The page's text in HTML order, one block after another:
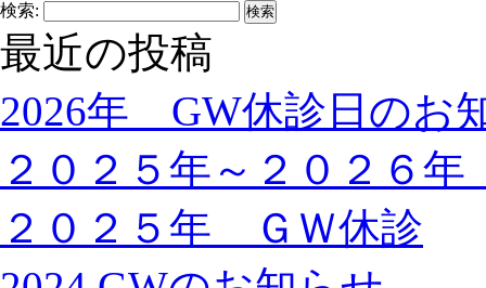
検索:
最近の投稿
2026年 GW休診日のお
２０２５年～２０２６
２０２５年 ＧＷ休診